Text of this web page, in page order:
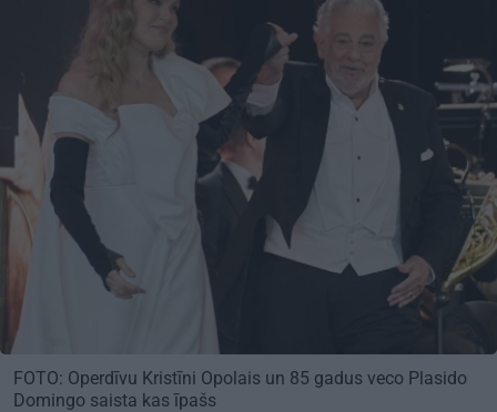
FOTO: Operdīvu Kristīni Opolais un 85 gadus veco Plasido
Domingo saista kas īpašs